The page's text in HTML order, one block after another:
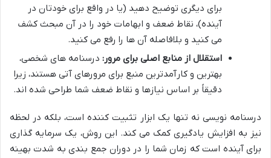
برای دیگری توضیح دهید (یا در واقع برای خودتان در
آینده)، نقاط ضعف و ابهامات خود را در آن مبحث کشف
می کنید و بلافاصله آن ها را رفع می کنید.
استقلال از منابع اصلی برای مرور: درسنامه های شخصی،
بهترین و کارآمدترین منبع برای مرورهای آتی هستند، زیرا
دقیقاً بر اساس نیازها و نقاط ضعف شما طراحی شده اند.
درسنامه نویسی نه تنها یک ابزار تثبیت کننده است، بلکه در لحظه
نیز به افزایش یادگیری کمک می کند. این روش، یک سرمایه گذاری
برای آینده است که زمان شما را در دوران جمع بندی به شدت بهینه